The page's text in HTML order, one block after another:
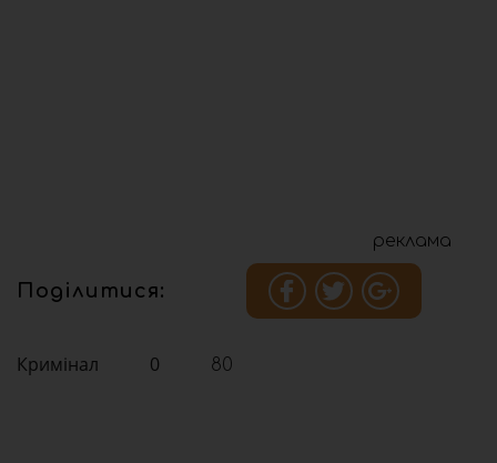
реклама
Поділитися:
Кримінал 0 80